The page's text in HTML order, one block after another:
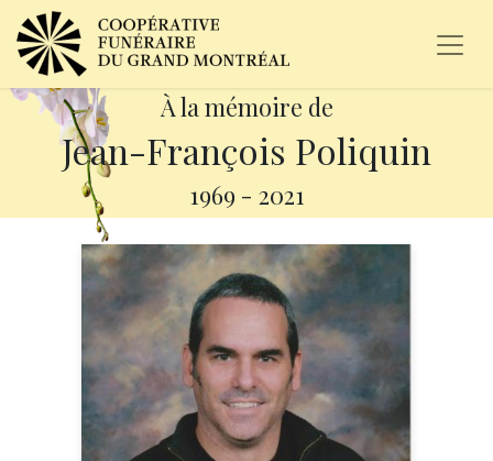
À la mémoire de
Jean-François Poliquin
1969 - 2021